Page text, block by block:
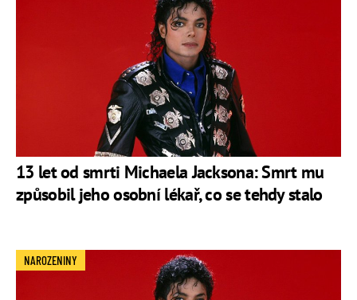
13 let od smrti Michaela Jacksona: Smrt mu
způsobil jeho osobní lékař, co se tehdy stalo
NAROZENINY